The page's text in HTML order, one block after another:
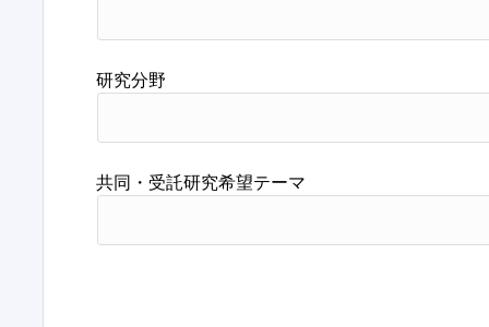
研究分野
共同・受託研究希望テーマ